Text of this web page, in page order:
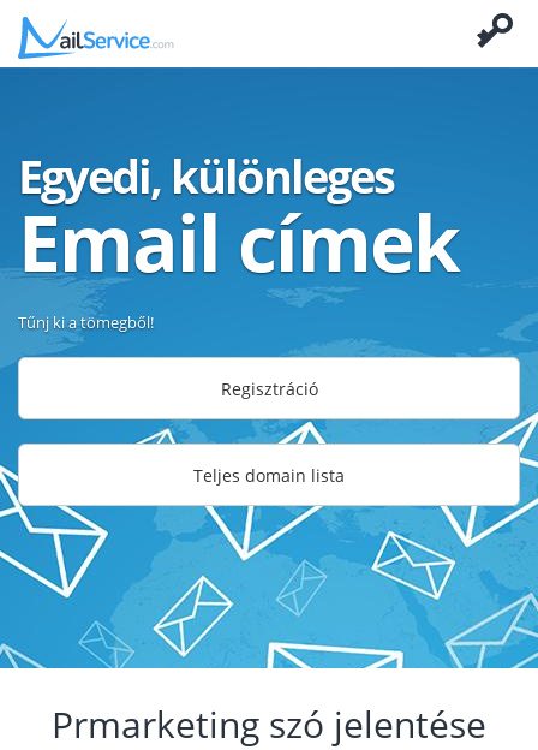
Egyedi, különleges
Email címek
Tűnj ki a tömegből!
Regisztráció
Teljes domain lista
Prmarketing szó jelentése